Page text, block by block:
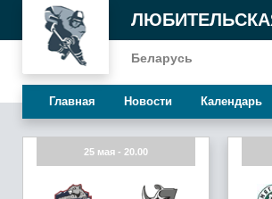
Беларусь
Главная Новости Календарь
25 мая - 20.00